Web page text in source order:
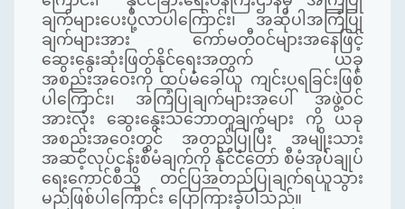
ချက်များပေးပို့လာပါကြောင်း၊ အဆိုပါအကြံပြု
ချက်များအား ကော်မတီဝင်များအနေဖြင့်
ဆွေးနွေးဆုံးဖြတ်နိုင်ရေးအတွက် ယခု
အစည်းအဝေးကို ထပ်မံခေါ်ယူ ကျင်းပရခြင်းဖြစ်
ပါကြောင်း၊ အကြံပြုချက်များအပေါ် အဖွဲ့ဝင်
အားလုံး ဆွေးနွေးသဘောတူချက်များ ကို ယခု
အစည်းအဝေးတွင် အတည်ပြုပြီး အမျိုးသား
အဆင့်လုပ်ငန်းစီမံချက်ကို နိုင်ငံတော် စီမံအုပ်ချုပ်
ရေးကောင်စီသို့ တင်ပြအတည်ပြုချက်ရယူသွား
မည်ဖြစ်ပါကြောင်း ပြောကြားခဲ့ပါသည်။